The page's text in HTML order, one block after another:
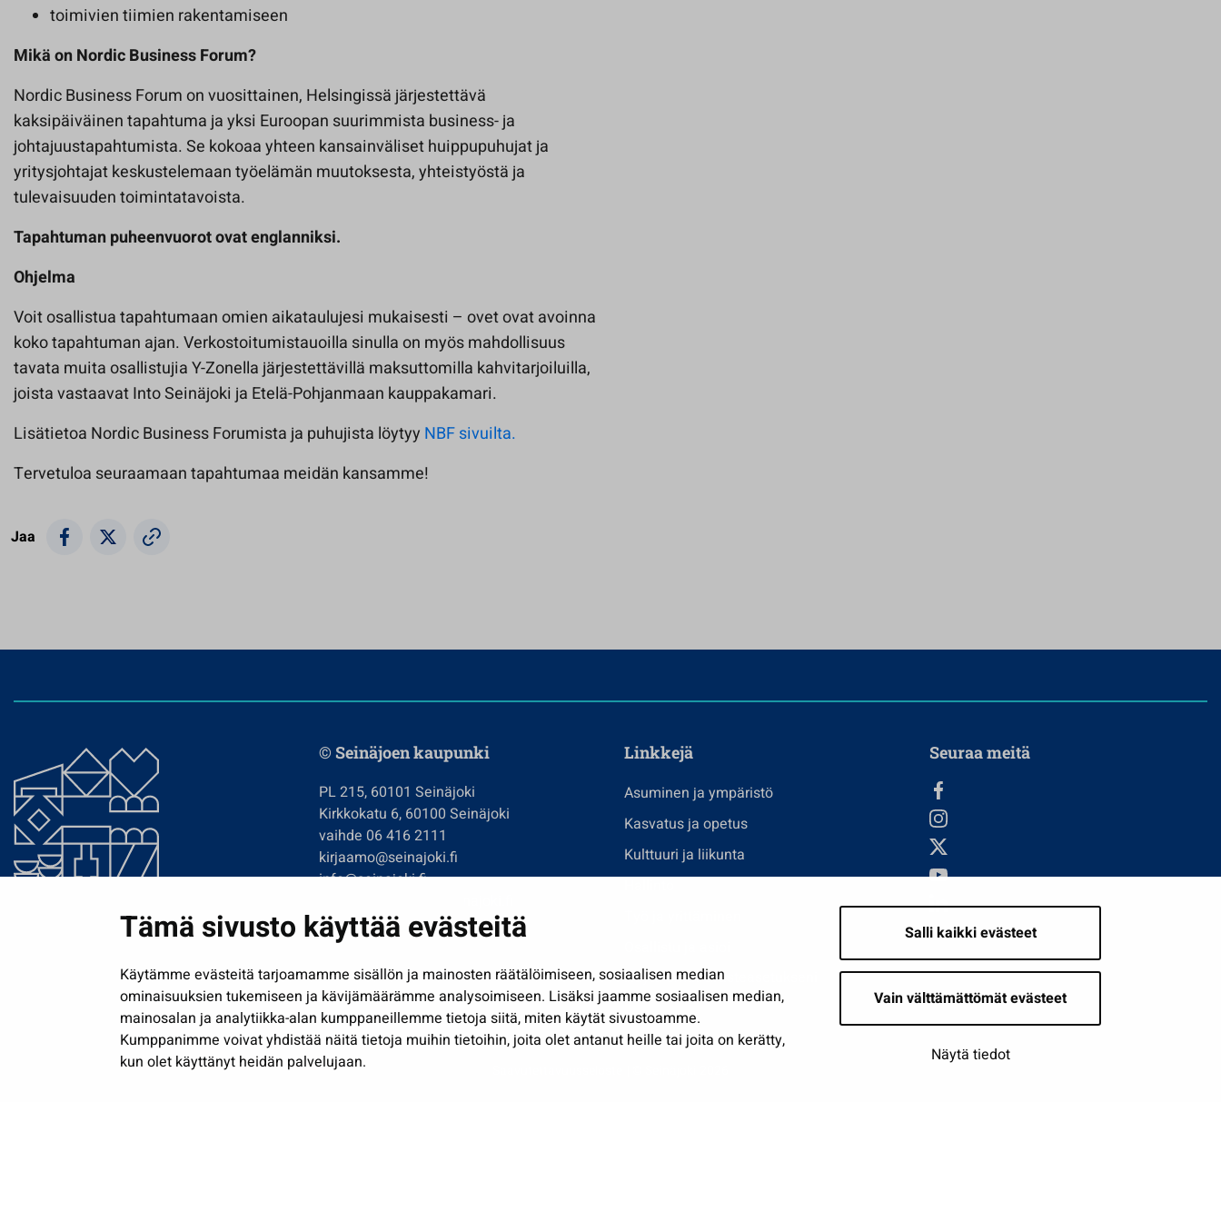
Tämä sivusto käyttää evästeitä
Käytämme evästeitä tarjoamamme sisällön ja mainosten räätälöimiseen, sosiaalisen median
ominaisuuksien tukemiseen ja kävijämäärämme analysoimiseen. Lisäksi jaamme sosiaalisen median,
mainosalan ja analytiikka-alan kumppaneillemme tietoja siitä, miten käytät sivustoamme.
Kumppanimme voivat yhdistää näitä tietoja muihin tietoihin, joita olet antanut heille tai joita on kerätty,
kun olet käyttänyt heidän palvelujaan.
Salli kaikki evästeet
Vain välttämättömät evästeet
Näytä tiedot
toimivien tiimien rakentamiseen
Mikä on Nordic Business Forum?
Nordic Business Forum on vuosittainen, Helsingissä järjestettävä
kaksipäiväinen tapahtuma ja yksi Euroopan suurimmista business- ja
johtajuustapahtumista. Se kokoaa yhteen kansainväliset huippupuhujat ja
yritysjohtajat keskustelemaan työelämän muutoksesta, yhteistyöstä ja
tulevaisuuden toimintatavoista.
Tapahtuman puheenvuorot ovat englanniksi.
Ohjelma
Voit osallistua tapahtumaan omien aikataulujesi mukaisesti – ovet ovat avoinna
koko tapahtuman ajan. Verkostoitumistauoilla sinulla on myös mahdollisuus
tavata muita osallistujia Y-Zonella järjestettävillä maksuttomilla kahvitarjoiluilla,
joista vastaavat Into Seinäjoki ja Etelä-Pohjanmaan kauppakamari.
Lisätietoa Nordic Business Forumista ja puhujista löytyy NBF sivuilta.
Tervetuloa seuraamaan tapahtumaa meidän kansamme!
Jaa
© Seinäjoen kaupunki
PL 215, 60101 Seinäjoki
Kirkkokatu 6, 60100 Seinäjoki
vaihde 06 416 2111
kirjaamo@seinajoki.fi
info@seinajoki.fi
Tilaa uutiskirje
Linkkejä
Asuminen ja ympäristö
Kasvatus ja opetus
Kulttuuri ja liikunta
Näytä omat evästeasetukseni
Seuraa meitä